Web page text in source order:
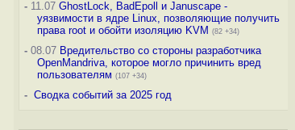
-11.07 GhostLock, BadEpoll и Januscape -
уязвимости в ядре Linux, позволяющие получить
права root и обойти изоляцию KVM (82 +34)
-08.07 Вредительство со стороны разработчика
OpenMandriva, которое могло причинить вред
пользователям (107 +34)
- Сводка событий за 2025 год